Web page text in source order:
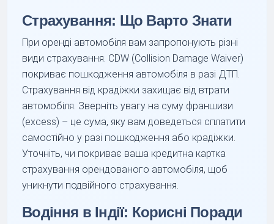
Страхування: Що Варто Знати
При оренді автомобіля вам запропонують різні
види страхування. CDW (Collision Damage Waiver)
покриває пошкодження автомобіля в разі ДТП.
Страхування від крадіжки захищає від втрати
автомобіля. Зверніть увагу на суму франшизи
(excess) – це сума, яку вам доведеться сплатити
самостійно у разі пошкодження або крадіжки.
Уточніть, чи покриває ваша кредитна картка
страхування орендованого автомобіля, щоб
уникнути подвійного страхування.
Водіння в Індії: Корисні Поради